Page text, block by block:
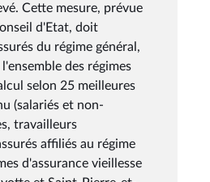
Cette mesure, prévue
d'Etat, doit
du régime général,
des régimes
selon 25 meilleures
(salariés et non-
travailleurs
affiliés au régime
d'assurance vieillesse